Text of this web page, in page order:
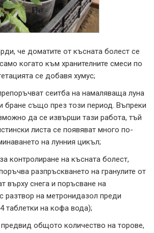
че доматите от късната болест се
когато към хранителните смеси по
се добавя хумус;
сеитба на намаляваща луна
бране също през този период. Въпреки
да се извърши тази работа, тъй
листа се появяват много по-
на лунния цикъл;
контролиране на късната болест,
разпръскването на гранулите от
върху снега и поръсване на
разтвор на метронидазол преди
таблетки на кофа вода);
общото количество на торове,